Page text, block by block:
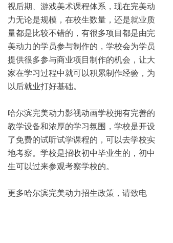
视后期、游戏美术课程体系，现在完美动
力无论是规模，在校生数量，还是就业质
量都是比较不错的，有很多项目都是由完
美动力的学员参与制作的，学校会为学员
提供很多参与商业项目制作的机会，让大
家在学习过程中就可以积累制作经验，为
以后就业打好基础。
哈尔滨完美动力影视动画学校拥有完善的
教学设备和浓厚的学习氛围，学校是开设
了免费的试听试学课程的，可以去学校实
地考察。学校是招收初中毕业生的，初中
生可以过来参观考察学校的。
更多哈尔滨完美动力招生政策，请致电